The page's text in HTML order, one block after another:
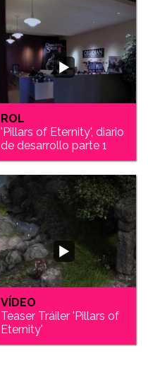
ROL
'Pillars of Eternity', diario
de desarrollo parte 1
VÍDEO
Teaser Tráiler 'Pillars of
Eternity'